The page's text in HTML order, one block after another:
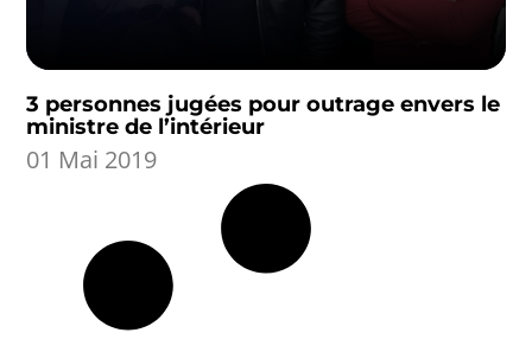
3 personnes jugées pour outrage envers le
ministre de l’intérieur
01 Mai 2019